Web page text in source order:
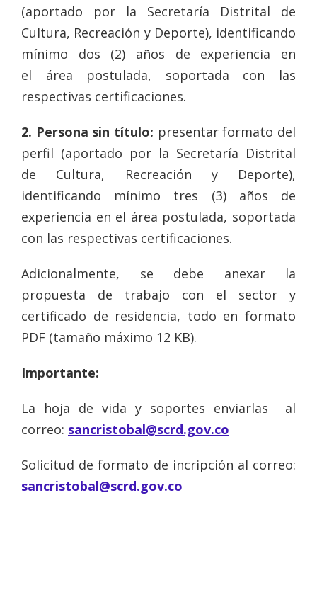
(aportado por la Secretaría Distrital de
Cultura, Recreación y Deporte), identificando
mínimo dos (2) años de experiencia en
el área postulada, soportada con las
respectivas certificaciones.
2. Persona sin título: presentar formato del
perfil (aportado por la Secretaría Distrital
de Cultura, Recreación y Deporte),
identificando mínimo tres (3) años de
experiencia en el área postulada, soportada
con las respectivas certificaciones.
Adicionalmente, se debe anexar la
propuesta de trabajo con el sector y
certificado de residencia, todo en formato
PDF (tamaño máximo 12 KB).
Importante:
La hoja de vida y soportes enviarlas al
correo: sancristobal@scrd.gov.co
Solicitud de formato de incripción al correo:
sancristobal@scrd.gov.co